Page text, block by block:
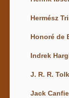
Hermész
Honoré de
Indrek
J. R. R.
Jack